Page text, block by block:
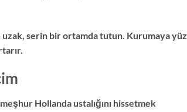
serin bir ortamda tutun. Kurumaya yüz
Hollanda ustalığını hissetmek